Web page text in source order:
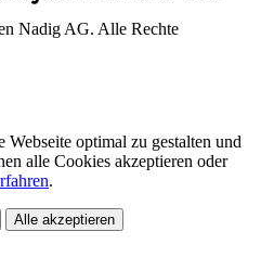
Nadig AG. Alle Rechte
optimal zu gestalten und
alle Cookies akzeptieren oder
.
Alle akzeptieren